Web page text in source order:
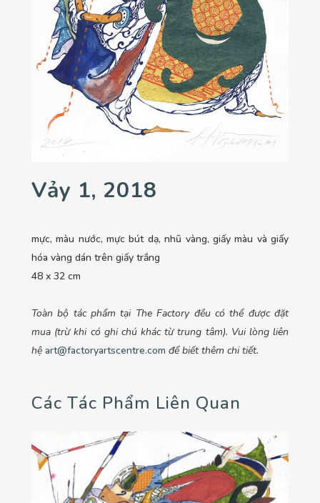
Vảy 1, 2018
mực, màu nước, mực bút dạ, nhũ vàng, giấy màu và giấy
hóa vàng dán trên giấy trắng
48 x 32 cm
Toàn bộ tác phẩm tại The Factory đều có thể được đặt
mua (trừ khi có ghi chú khác từ trung tâm). Vui lòng liên
hệ art@factoryartscentre.com để biết thêm chi tiết.
Các Tác Phẩm Liên Quan